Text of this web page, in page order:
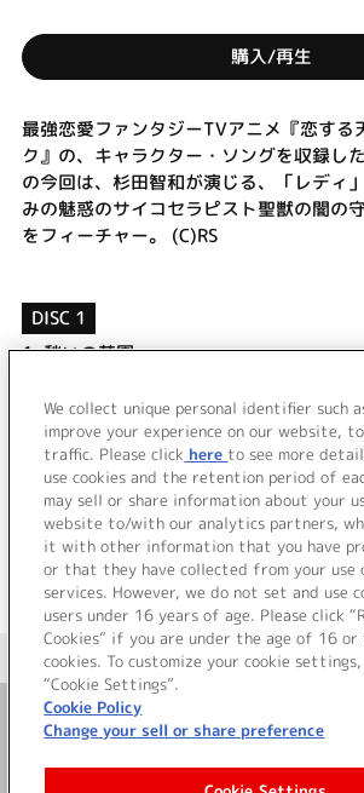
購入/再生
最強恋愛ファンタジーTVアニメ『恋する
ク』の、キャラクター・ソングを収録し
の今回は、杉田智和が演じる、「レディ
みの魅惑のサイコセラピスト聖獣の闇の
をフィーチャー。 (C)RS
DISC 1
1.愁いの花園
レディ、あなたのためにこの曲を… (フ
グ)
連続ドラマ「名も知れぬ客人」その3
＜ BACK
＜ カタログサイト トップペー
お問い合わせ
We collect unique personal identifier such
improve your experience on our website,
traffic. Please click here to see more
use cookies and the retention period of
may sell or share information about your
website to/with our analytics partners,
it with other information that you have
or that they have collected from your
services. However, we do not set and use
users under 16 years of age. Please click
Cookies” if you are under the age of 16
cookies. To customize your cookie
“Cookie Settings”.
Cookie Policy
Change your sell or share preference